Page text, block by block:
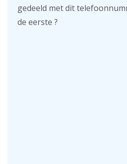
gedeeld met dit
de eerste ?